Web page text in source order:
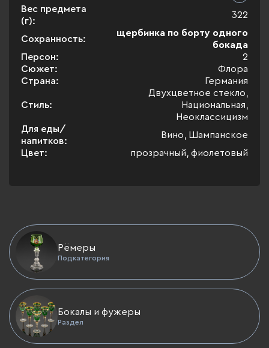
Вес предмета
(г):
322
Сохранность:
щербинка по борту одного
бокада
Персон:
2
Сюжет:
Флора
Страна:
Германия
Стиль:
Двухцветное стекло,
Национальная,
Неоклассицизм
Для еды/
напитков:
Вино, Шампанское
Цвет:
прозрачный, фиолетовый
Рёмеры
Подкатегория
Бокалы и фужеры
Раздел